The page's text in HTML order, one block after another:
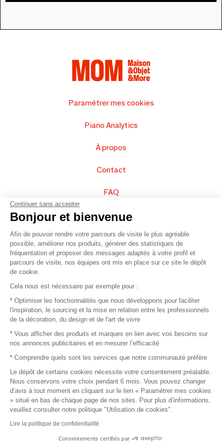
Paramétrer mes cookies
Piano Analytics
À propos
Contact
FAQ
Vendez vos produits
Plan du site
© 2016 –Organisation SAFI
Recrutement
Mentions légales
Conditions commerciales
Piano Analytics
Continuer sans accepter
Bonjour et bienvenue
Afin de pouvoir rendre votre parcours de visite le plus agréable
possible, améliorer nos produits, générer des statistiques de
fréquentation et proposer des messages adaptés à votre profil et
parcours de visite, nos équipes ont mis en place sur ce site le dépôt
de cookie.
Cela nous est nécessaire par exemple pour :
* Optimiser les fonctionnalités que nous développons pour faciliter
l'inspiration, le sourcing et la mise en relation entre les professionnels
de la décoration, du design et de l'art de vivre
* Vous afficher des produits et marques en lien avec vos besoins sur
nos annonces publicitaires et en mesurer l’efficacité
* Comprendre quels sont les services que notre communauté préfère
Le dépôt de certains cookies nécessite votre consentement préalable.
Nous conservons votre choix pendant 6 mois. Vous pouvez changer
d’avis à tout moment en cliquant sur le lien « Paramétrer mes cookies
» situé en bas de chaque page de nos sites. Pour plus d’informations,
veuillez consulter notre politique "Utilisation de cookies".
Lire la politique de confidentialité
Consentements certifiés par